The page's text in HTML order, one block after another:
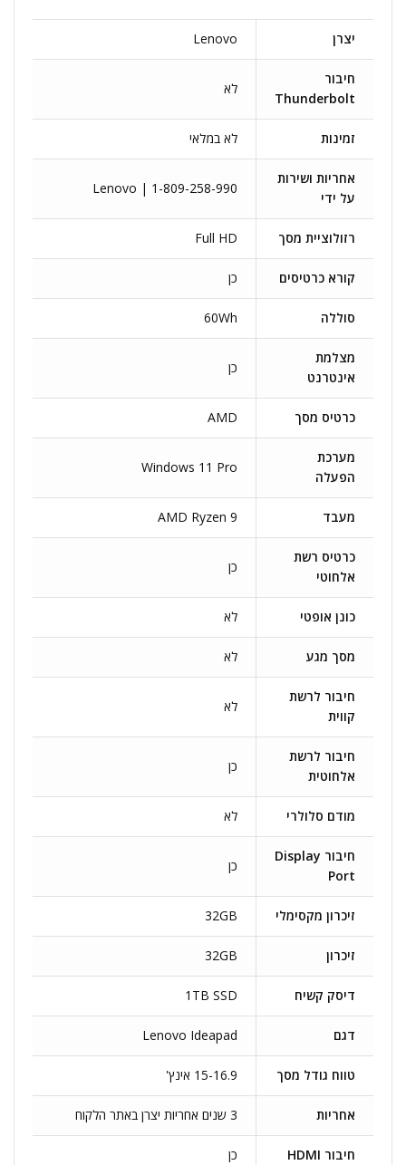
יצרן Lenovo
חיבור
Thunderbolt
לא
זמינות לא במלאי
אחריות ושירות
על ידי
Lenovo | 1-809-258-990
רזולוציית מסך Full HD
קורא כרטיסים כן
סוללה 60Wh
מצלמת
אינטרנט
כן
כרטיס מסך AMD
מערכת
הפעלה
Windows 11 Pro
מעבד AMD Ryzen 9
כרטיס רשת
אלחוטי
כן
כונן אופטי לא
מסך מגע לא
חיבור לרשת
קווית
לא
חיבור לרשת
אלחוטית
כן
מודם סלולרי לא
חיבור Display
Port
כן
זיכרון מקסימלי 32GB
זיכרון 32GB
דיסק קשיח 1TB SSD
דגם Lenovo Ideapad
טווח גודל מסך 15-16.9 אינץ'
אחריות 3 שנים אחריות יצרן באתר הלקוח
חיבור HDMI כן